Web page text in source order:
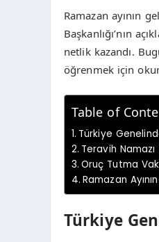
Ramazan ayının
Başkanlığı’nın
netlik kazandı.
öğrenmek için
Table of
Türkiye
Teravih
Oruç Tutma
Ramazan
Türkiye